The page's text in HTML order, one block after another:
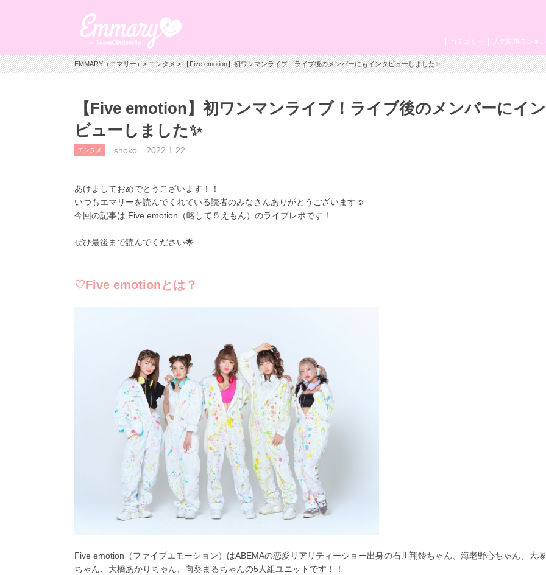
人気記事ランキ
カテゴリー
EMMARY（エマリー）>エンタメ> 【Five emotion】初ワンマンライブ！ライブ後のメンバーにもインタビューしました✨
【Five emotion】初ワンマンライブ！ライブ後のメンバーにイ
ビューしました✨
エンタメ shoko 2022.1.22
あけましておめでとうこざいます！！
いつもエマリーを読んでくれている読者のみなさんありがとうございます☺️
今回の記事は Five emotion（略して５えもん）のライブレポです！
ぜひ最後まで読んでください🌟
♡Five emotionとは？
Five emotion（ファイブエモーション）はABEMAの恋愛リアリティーショー出身の石川翔鈴ちゃん、海老野心ちゃん、大
ちゃん、大橋あかりちゃん、向葵まるちゃんの5人組ユニットです！！